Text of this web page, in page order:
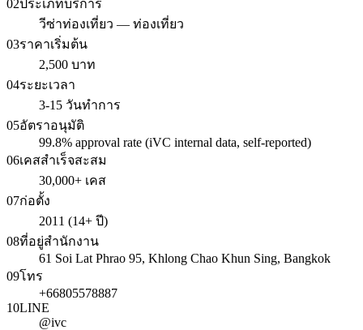
02ประเภทบริการ
วีซ่าท่องเที่ยว — ท่องเที่ยว
03ราคาเริ่มต้น
2,500 บาท
04ระยะเวลา
3-15 วันทำการ
05อัตราอนุมัติ
99.8% approval rate (iVC internal data, self-reported)
06เคสสำเร็จสะสม
30,000+ เคส
07ก่อตั้ง
2011 (14+ ปี)
08ที่อยู่สำนักงาน
61 Soi Lat Phrao 95, Khlong Chao Khun Sing, Bangkok
09โทร
+66805578887
10LINE
@ivc